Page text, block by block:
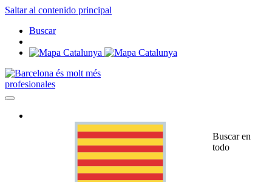
Saltar al contenido principal
Buscar
profesionales
Buscar en
todo